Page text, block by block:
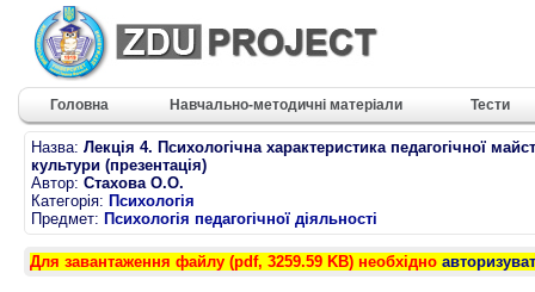
Головна Навчально-методичні матеріали Тести
Назва: Лекція 4. Психологічна характеристика педагогічної
культури (презентація)
Автор: Стахова О.О.
Категорія: Психологія
Предмет: Психологія педагогічної діяльності
Для завантаження файлу (pdf, 3259.59 KB) необхідно